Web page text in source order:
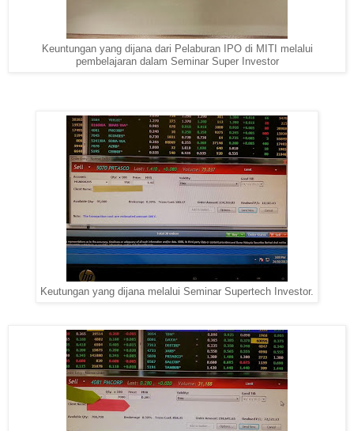
Keuntungan yang dijana dari Pelaburan IPO di MITI melalui
pembelajaran dalam Seminar Super Investor
Keutungan yang dijana melalui Seminar Supertech Investor.